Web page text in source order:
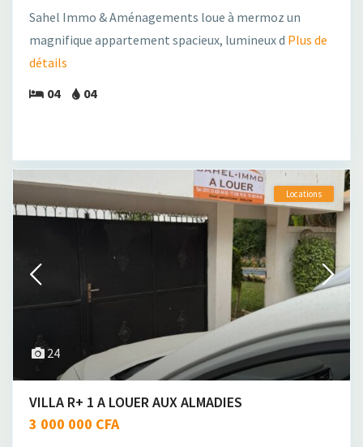
Sahel Immo & Aménagements loue à mermoz un
magnifique appartement spacieux, lumineux d Plus de
détails
04
04
24
Locations
VILLA R+ 1 A LOUER AUX ALMADIES
3 000 000 CFA